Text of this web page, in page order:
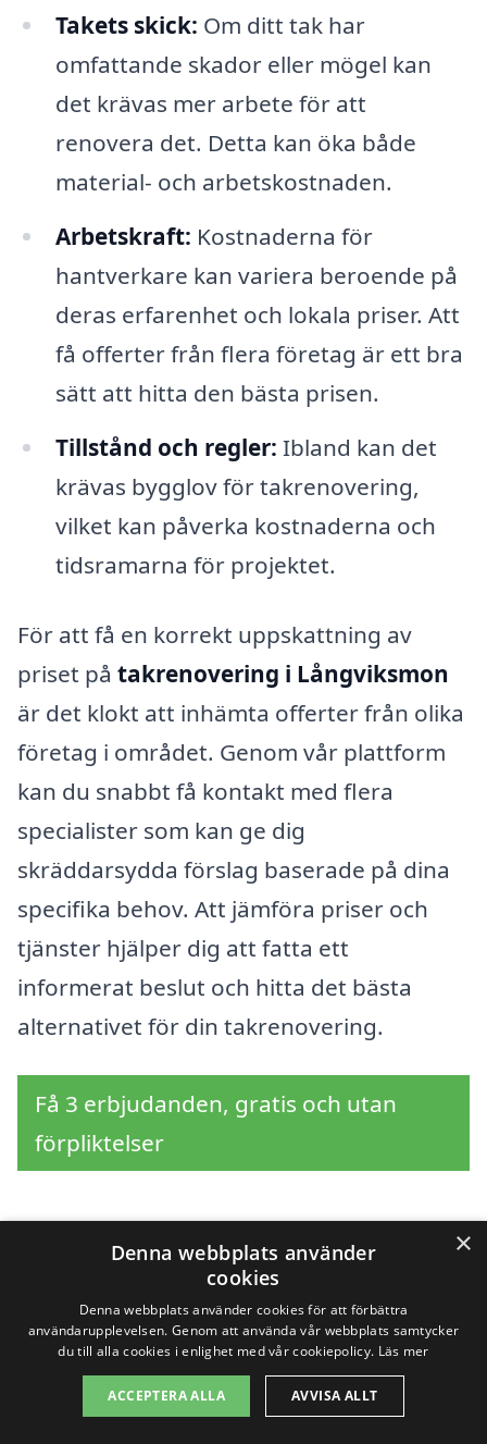
Takets skick: Om ditt tak har
omfattande skador eller mögel kan
det krävas mer arbete för att
renovera det. Detta kan öka både
material- och arbetskostnaden.
Arbetskraft: Kostnaderna för
hantverkare kan variera beroende på
deras erfarenhet och lokala priser. Att
få offerter från flera företag är ett bra
sätt att hitta den bästa prisen.
Tillstånd och regler: Ibland kan det
krävas bygglov för takrenovering,
vilket kan påverka kostnaderna och
tidsramarna för projektet.
För att få en korrekt uppskattning av
priset på takrenovering i Långviksmon
är det klokt att inhämta offerter från olika
företag i området. Genom vår plattform
kan du snabbt få kontakt med flera
specialister som kan ge dig
skräddarsydda förslag baserade på dina
specifika behov. Att jämföra priser och
tjänster hjälper dig att fatta ett
informerat beslut och hitta det bästa
alternativet för din takrenovering.
Få 3 erbjudanden, gratis och utan
förpliktelser
Sök efter en
professionell för
takrenovering i andra
städer nära
×
Denna webbplats använder
cookies
Denna webbplats använder cookies för att förbättra
användarupplevelsen. Genom att använda vår webbplats samtycker
du till alla cookies i enlighet med vår cookiepolicy. Läs mer
ACCEPTERA ALLA AVVISA ALLT